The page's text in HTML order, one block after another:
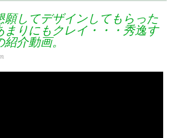
願してデザインしてもらった
まりにもクレイ・・・秀逸す
介動画。